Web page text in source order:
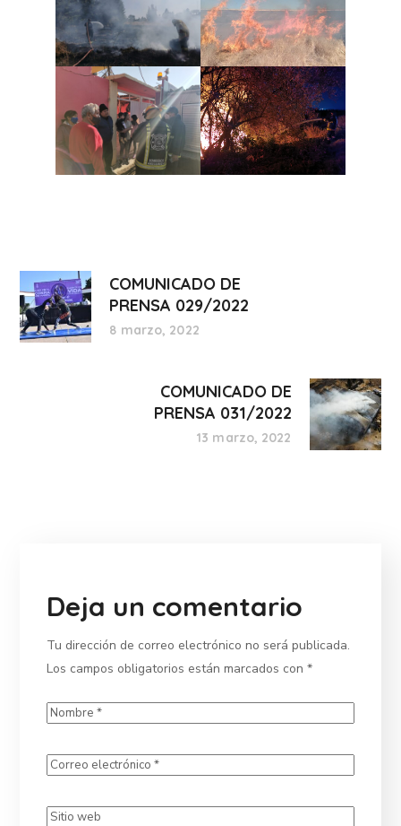
COMUNICADO DE
PRENSA 029/2022
8 marzo, 2022
COMUNICADO DE
PRENSA 031/2022
13 marzo, 2022
Deja un comentario
Tu dirección de correo electrónico no será publicada.
Los campos obligatorios están marcados con*